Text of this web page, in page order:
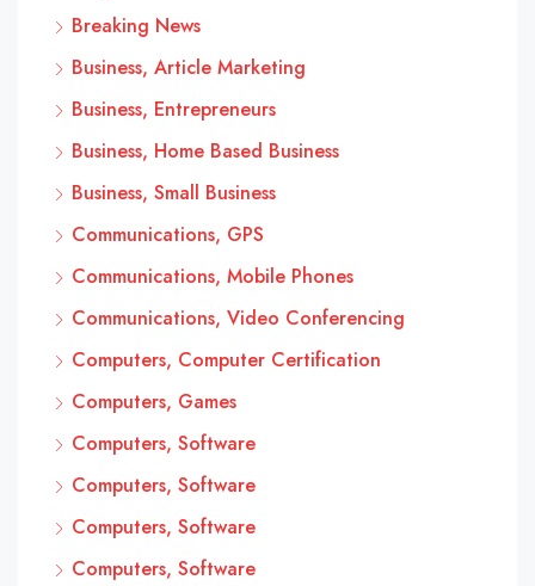
Breaking News
Business, Article Marketing
Business, Entrepreneurs
Business, Home Based Business
Business, Small Business
Communications, GPS
Communications, Mobile Phones
Communications, Video Conferencing
Computers, Computer Certification
Computers, Games
Computers, Software
Computers, Software
Computers, Software
Computers, Software